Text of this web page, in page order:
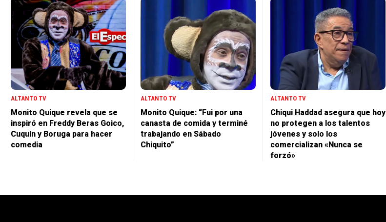
ALTANTO TV
Monito Quique revela que se
inspiró en Freddy Beras Goico,
Cuquín y Boruga para hacer
comedia
ALTANTO TV
Monito Quique: “Fui por una
canasta de comida y terminé
trabajando en Sábado
Chiquito”
ALTANTO TV
Chiqui Haddad asegura que hoy
no protegen a los talentos
jóvenes y solo los
comercializan «Nunca se
forzó»